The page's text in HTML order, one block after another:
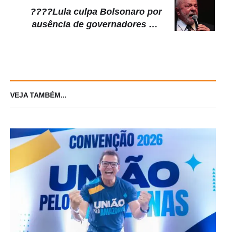
????Lula culpa Bolsonaro por
ausência de governadores em
VEJA TAMBÉM...